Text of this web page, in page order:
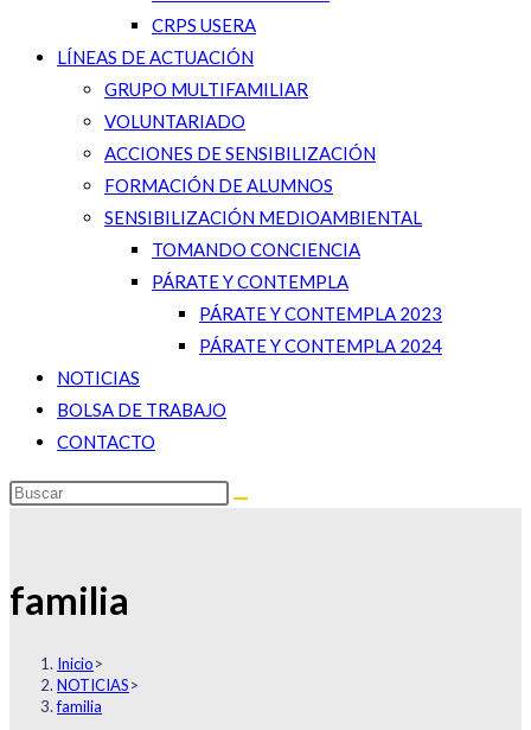
CRPS USERA
LÍNEAS DE ACTUACIÓN
GRUPO MULTIFAMILIAR
VOLUNTARIADO
ACCIONES DE SENSIBILIZACIÓN
FORMACIÓN DE ALUMNOS
SENSIBILIZACIÓN MEDIOAMBIENTAL
TOMANDO CONCIENCIA
PÁRATE Y CONTEMPLA
PÁRATE Y CONTEMPLA 2023
PÁRATE Y CONTEMPLA 2024
NOTICIAS
BOLSA DE TRABAJO
CONTACTO
familia
Inicio>
NOTICIAS>
familia